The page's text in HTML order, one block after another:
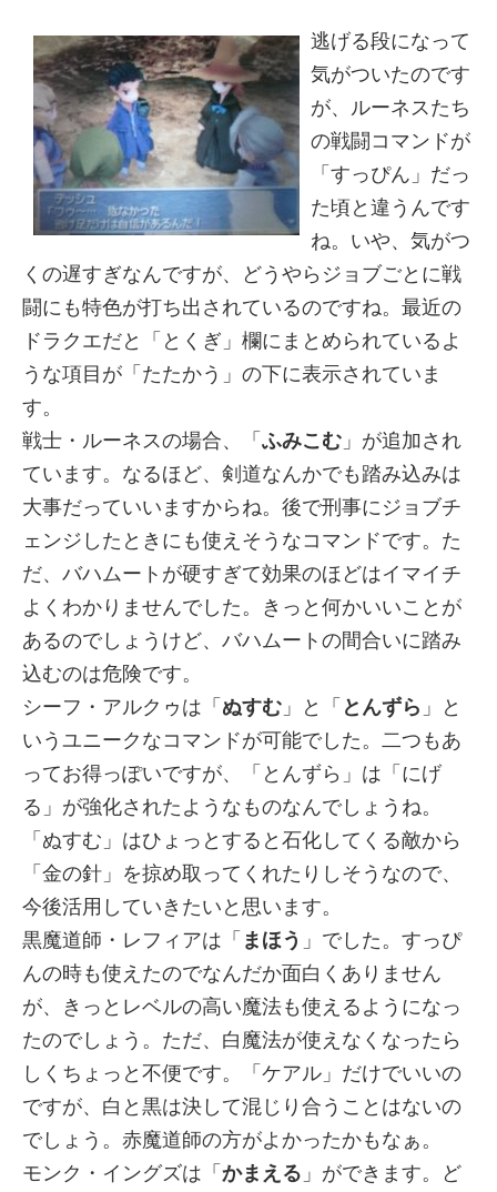
逃げる段になって
気がついたのです
が、ルーネスたち
の戦闘コマンドが
「すっぴん」だっ
た頃と違うんです
ね。いや、気がつ
くの遅すぎなんですが、どうやらジョブごとに戦
闘にも特色が打ち出されているのですね。最近の
ドラクエだと「とくぎ」欄にまとめられているよ
うな項目が「たたかう」の下に表示されていま
す。
戦士・ルーネスの場合、「 ふみこむ 」が追加され
ています。なるほど、剣道なんかでも踏み込みは
大事だっていいますからね。後で刑事にジョブチ
ェンジしたときにも使えそうなコマンドです。た
だ、バハムートが硬すぎて効果のほどはイマイチ
よくわかりませんでした。きっと何かいいことが
あるのでしょうけど、バハムートの間合いに踏み
込むのは危険です。
シーフ・アルクゥは「 ぬすむ 」と「 とんずら 」と
いうユニークなコマンドが可能でした。二つもあ
ってお得っぽいですが、「とんずら」は「にげ
る」が強化されたようなものなんでしょうね。
「ぬすむ」はひょっとすると石化してくる敵から
「金の針」を掠め取ってくれたりしそうなので、
今後活用していきたいと思います。
黒魔道師・レフィアは「 まほう 」でした。すっぴ
んの時も使えたのでなんだか面白くありません
が、きっとレベルの高い魔法も使えるようになっ
たのでしょう。ただ、白魔法が使えなくなったら
しくちょっと不便です。「ケアル」だけでいいの
ですが、白と黒は決して混じり合うことはないの
でしょう。赤魔道師の方がよかったかもなぁ。
モンク・イングズは「 かまえる 」ができます。ど